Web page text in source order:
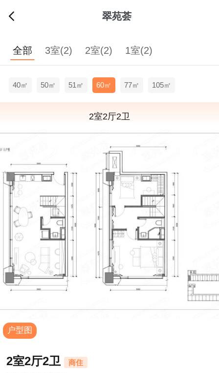
翠苑荟
全部 3室(2) 2室(2) 1室(2)
40㎡ 50㎡ 51㎡ 60㎡ 77㎡ 105㎡
2室2厅2卫
户型图
2室2厅2卫 商住